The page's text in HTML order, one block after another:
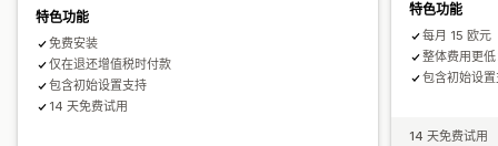
特色功能
免费安装
仅在退还增值税时付款
包含初始设置支持
14 天免费试用
特色功能
每月 15 欧元
整体费用更
包含初始设
14 天免费试用